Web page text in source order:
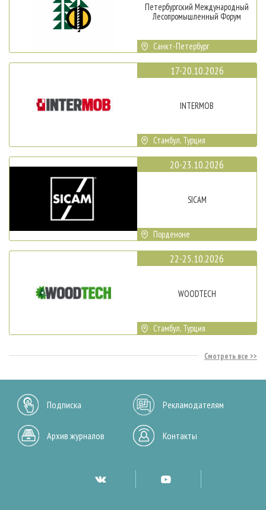
Петербургский Международный
Лесопромышленный Форум
Санкт-Петербург
17-20.10.2026
INTERMOB
Стамбул, Турция
20-23.10.2026
SICAM
Порденоне
22-25.10.2026
WOODTECH
Стамбул, Турция
Смотреть все
Подписка Рекламодателям
Архив журналов Контакты